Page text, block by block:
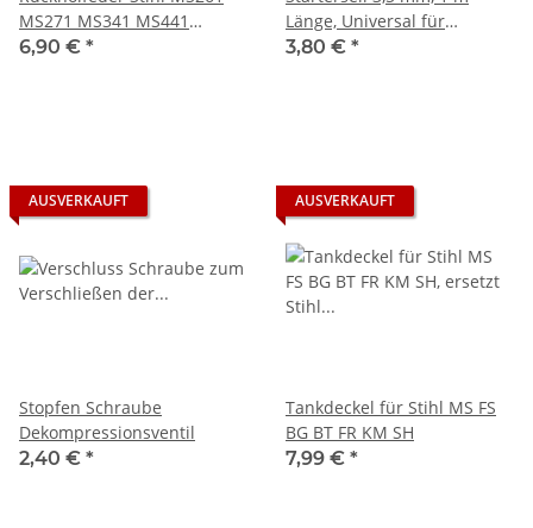
MS271 MS341 MS441
11351900600
6,90 € *
Länge, Universal für
Motorsäge, Freischneider ...
3,80 € *
AUSVERKAUFT
Stopfen Schraube
Dekompressionsventil
2,40 € *
AUSVERKAUFT
Tankdeckel für Stihl MS FS
BG BT FR KM SH
7,99 € *